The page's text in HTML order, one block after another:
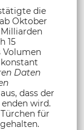
die
Oktober
15
Volumen
Daten
dass der
wird.
für